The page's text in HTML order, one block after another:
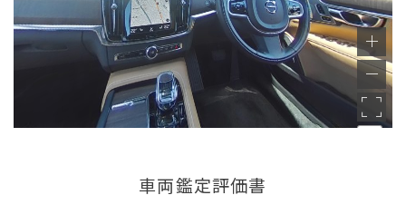
車両鑑定評価書